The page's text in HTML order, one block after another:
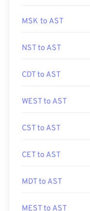
MSK to AST
NST to AST
CDT to AST
WEST to AST
CST to AST
CET to AST
MDT to AST
MEST to AST